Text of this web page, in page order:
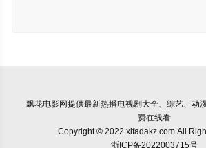
飘花电影网提供最新热播电视剧大全、综艺、动
费在线看
Copyright © 2022 xifadakz.com All
浙ICP备2022003715号